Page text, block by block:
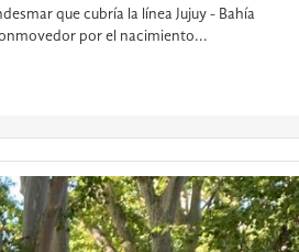
que cubría la línea Jujuy - Bahía
por el nacimiento...